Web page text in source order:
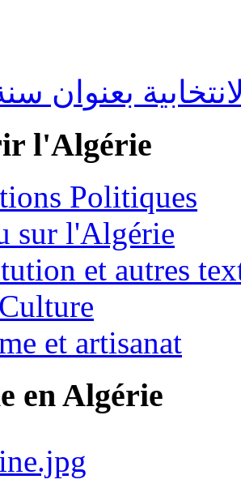
بعنوان سنة
l'Algérie
Politiques
sur l'Algérie
et autres
et artisanat
en Algérie